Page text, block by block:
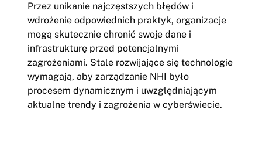
Przez unikanie najczęstszych błędów i
wdrożenie odpowiednich praktyk, organizacje
mogą skutecznie chronić swoje dane i
infrastrukturę przed potencjalnymi
zagrożeniami. Stale rozwijające się technologie
wymagają, aby zarządzanie NHI było
procesem dynamicznym i uwzględniającym
aktualne trendy i zagrożenia w cyberświecie.